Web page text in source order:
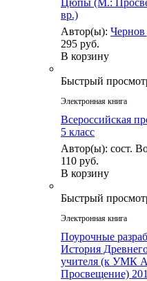
Цюпы (М.:
вр.)
Автор(ы):
295 руб.
В корзину
Быстрый
Электронная книга
Всероссийская
5 класс
Автор(ы): сост.
110 руб.
В корзину
Быстрый
Электронная книга
Поурочные
История
учителя (к УМК
Просвещение)